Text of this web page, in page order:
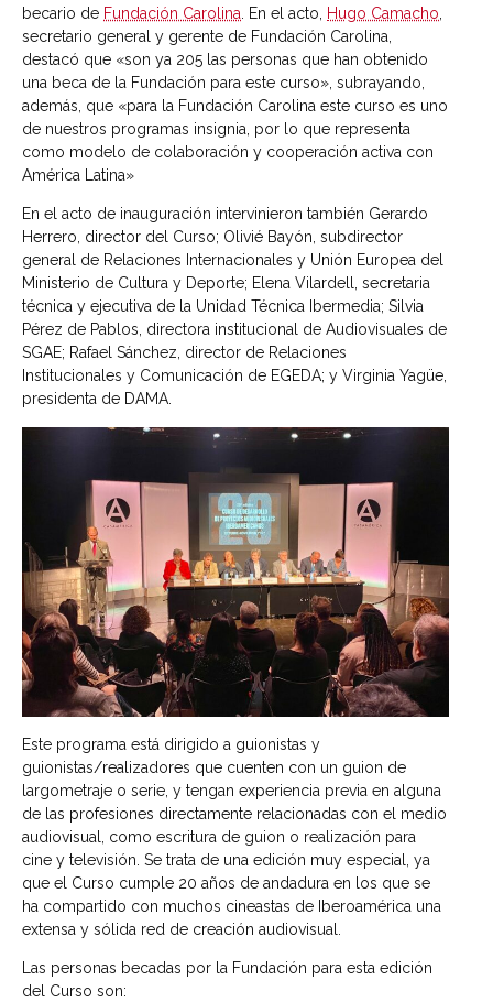
becario de Fundación Carolina . En el acto, Hugo Camacho
secretario general y gerente de Fundación Carolina,
destacó que «son ya 205 las personas que han obtenido
una beca de la Fundación para este curso», subrayando,
además, que «para la Fundación Carolina este curso es uno
de nuestros programas insignia, por lo que representa
como modelo de colaboración y cooperación activa con
América Latina»
En el acto de inauguración intervinieron también Gerardo
Herrero, director del Curso; Olivié Bayón, subdirector
general de Relaciones Internacionales y Unión Europea del
Ministerio de Cultura y Deporte; Elena Vilardell, secretaria
técnica y ejecutiva de la Unidad Técnica Ibermedia; Silvia
Pérez de Pablos, directora institucional de Audiovisuales de
SGAE; Rafael Sánchez, director de Relaciones
Institucionales y Comunicación de EGEDA; y Virginia Yagüe,
presidenta de DAMA.
Este programa está dirigido a guionistas y
guionistas/realizadores que cuenten con un guion de
largometraje o serie, y tengan experiencia previa en alguna
de las profesiones directamente relacionadas con el medio
audiovisual, como escritura de guion o realización para
cine y televisión. Se trata de una edición muy especial, ya
que el Curso cumple 20 años de andadura en los que se
ha compartido con muchos cineastas de Iberoamérica una
extensa y sólida red de creación audiovisual.
Las personas becadas por la Fundación para esta edición
del Curso son: